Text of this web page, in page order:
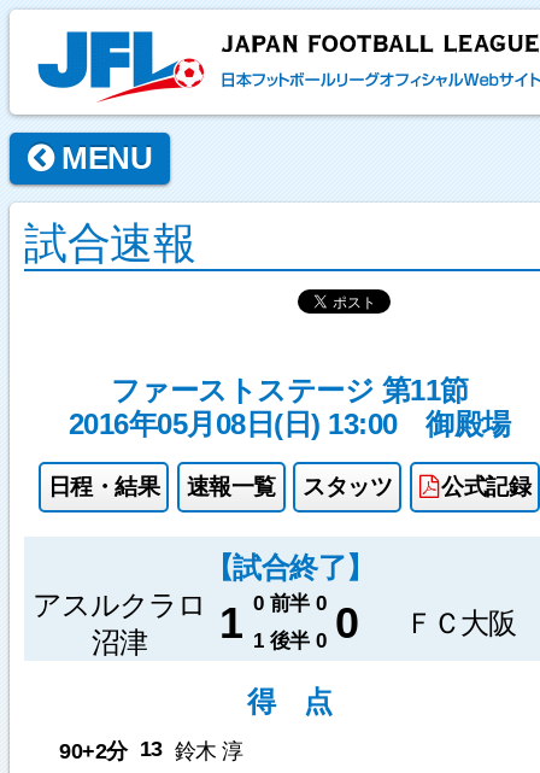
MENU
試合速報
ファーストステージ 第11節
2016年05月08日(日) 13:00
御殿場
日程・結果 速報一覧 スタッツ 公式記録
【試合終了】
アスルクラロ
沼津
1 0 前半 0 0 ＦＣ大阪
1 後半 0
得 点
90+2分 13 鈴木 淳